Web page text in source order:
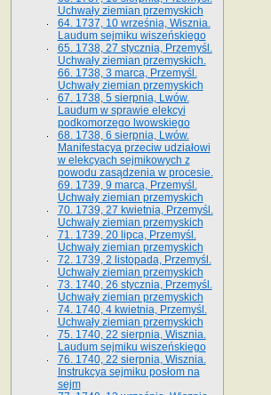
Uchwały ziemian przemyskich
64. 1737, 10 września, Wisznia.
Laudum sejmiku wiszeńskiego
65. 1738, 27 stycznia, Przemyśl.
Uchwały ziemian przemyskich­­.
66. 1738, 3 marca, Przemyśl.
Uchwały ziemian przemyskich­
67. 1738, 5 sierpnia, Lwów.
Laudum w sprawie elekcyi
podkomorzego lwowskiego
68. 1738, 6 sierpnia, Lwów.
Manifestacya przeciw udziałowi
w elekcyach sejmikowych z
powodu zasądzenia w procesie.
69. 1739, 9 marca, Przemyśl.
Uchwały ziemian przemyskich
70. 1739, 27 kwietnia, Przemyśl.
Uchwały ziemian przemyskich
71. 1739, 20 lipca, Przemyśl.
Uchwały ziemian przemyskich
72. 1739, 2 listopada, Przemyśl.
Uchwały ziemian przemyskich
73. 1740, 26 stycznia, Przemyśl.
Uchwały ziemian przemyskich
74. 1740, 4 kwietnia, Przemyśl.
Uchwały ziemian przemyskich
75. 1740, 22 sierpnia, Wisznia.
Laudum sejmiku wiszeńskiego
76. 1740, 22 sierpnia, Wisznia.
Instrukcya sejmiku posłom na
sejm